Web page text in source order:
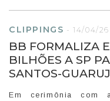
CLIPPINGS -14/04/26
BB FORMALIZA
BILHÕES A SP
SANTOS-
Em cerimônia com